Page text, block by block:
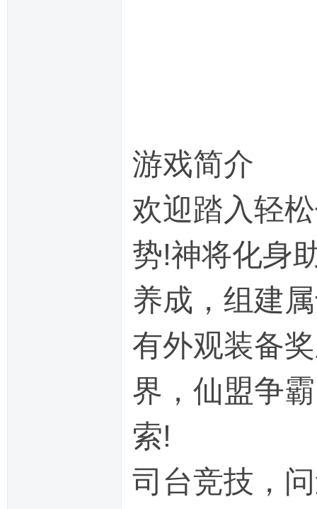
游戏简介
欢迎踏入轻
势!神将化身
养成，组建
有外观装备
界，仙盟争
索!
司台竞技，